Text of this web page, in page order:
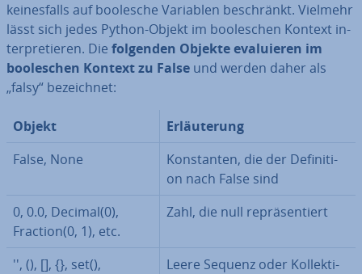
kei­nes­falls auf boolesche Variablen be­schränkt. Vielmehr
lässt sich jedes Python-Objekt im boole­schen Kontext in­
ter­pre­tie­ren. Die folgenden Objekte eva­lu­ie­ren im
boole­schen Kontext zu False und werden daher als
„falsy“ be­zeich­net:
Objekt
Er­läu­te­rung
False, None
Kon­stan­ten, die der De­fi­ni­ti­
on nach False sind
0, 0.0, Decimal(0),
Fraction(0, 1), etc.
Zahl, die null re­prä­sen­tiert
'', (), [], {}, set(),
Leere Sequenz oder Kol­lek­ti­